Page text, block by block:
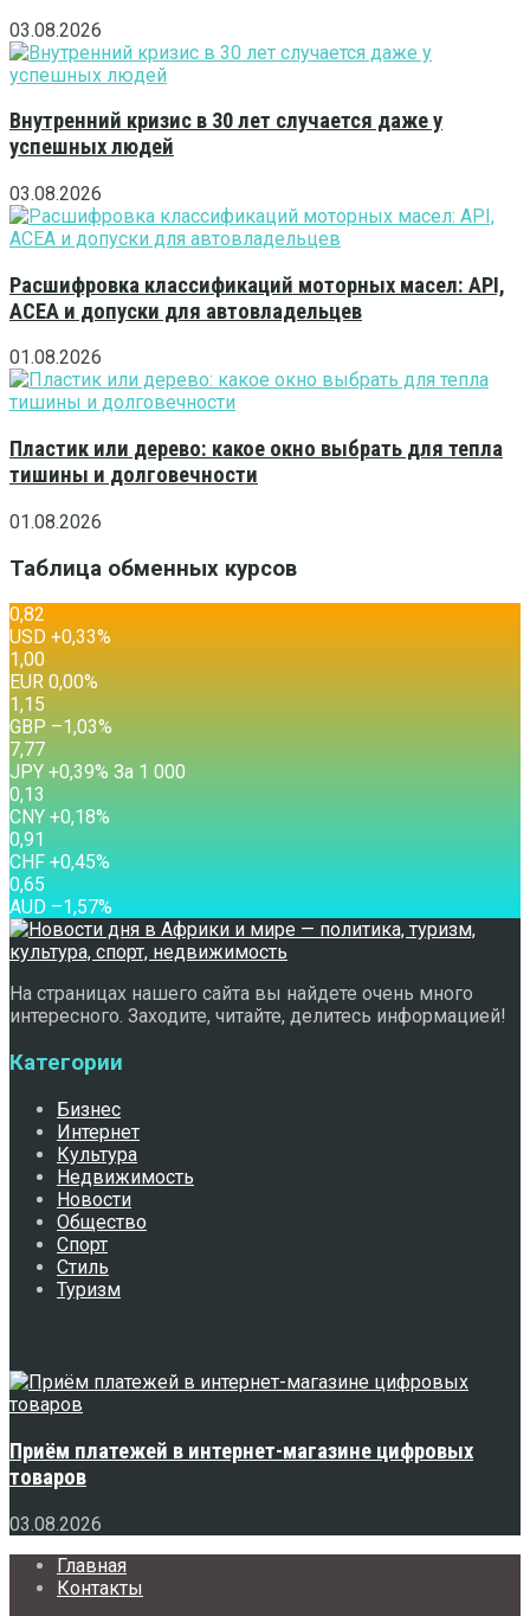
03.08.2026
Внутренний кризис в 30 лет случается даже у
успешных людей
03.08.2026
Расшифровка классификаций моторных масел: API,
ACEA и допуски для автовладельцев
01.08.2026
Пластик или дерево: какое окно выбрать для тепла
тишины и долговечности
01.08.2026
Таблица обменных курсов
0,82
USD +0,33%
1,00
EUR 0,00%
1,15
GBP –1,03%
7,77
JPY +0,39% За 1 000
0,13
CNY +0,18%
0,91
CHF +0,45%
0,65
AUD –1,57%
На страницах нашего сайта вы найдете очень много
интересного. Заходите, читайте, делитесь информацией!
Категории
Бизнес
Интернет
Культура
Недвижимость
Новости
Общество
Спорт
Стиль
Туризм
Приём платежей в интернет-магазине цифровых
товаров
03.08.2026
Главная
Контакты